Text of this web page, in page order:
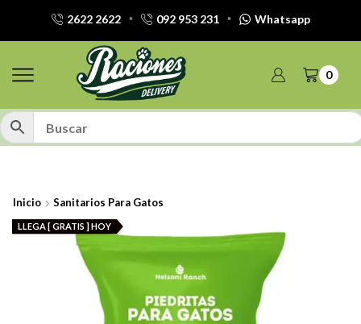
2622 2622 092 953 231 Whatsapp
0
Inicio Sanitarios Para Gatos
LLEGA [ GRATIS ] HOY